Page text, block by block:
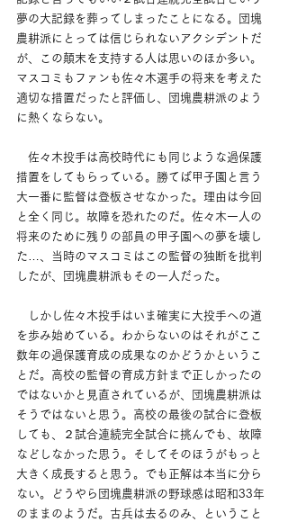
夢の大記録を葬ってしまったことになる。団塊
農耕派にとっては信じられないアクシデントだ
が、この顛末を支持する人は思いのほか多い。
マスコミもファンも佐々木選手の将来を考えた
適切な措置だったと評価し、団塊農耕派のよう
に熱くならない。
佐々木投手は高校時代にも同じような過保護
措置をしてもらっている。勝てば甲子園と言う
大一番に監督は登板させなかった。理由は今回
と全く同じ。故障を恐れたのだ。佐々木一人の
将来のために残りの部員の甲子園への夢を壊し
た…、当時のマスコミはこの監督の独断を批判
したが、団塊農耕派もその一人だった。
しかし佐々木投手はいま確実に大投手への道
を歩み始めている。わからないのはそれがここ
数年の過保護育成の成果なのかどうかというこ
とだ。高校の監督の育成方針まで正しかったの
ではないかと見直されているが、団塊農耕派は
そうではないと思う。高校の最後の試合に登板
しても、２試合連続完全試合に挑んでも、故障
などしなかった思う。そしてそのほうがもっと
大きく成長すると思う。でも正解は本当に分ら
ない。どうやら団塊農耕派の野球感は昭和33年
のままのようだ。古兵は去るのみ、ということ